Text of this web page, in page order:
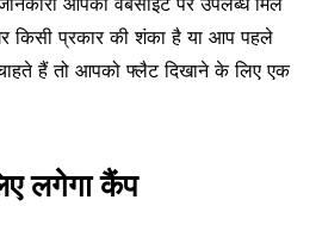
किसी प्रकार की शंका है या आप पहले
हैं तो आपको फ्लैट दिखाने के लिए एक
लगेगा कैंप